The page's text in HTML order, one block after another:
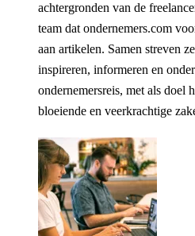
achtergronden van de
team dat ondernemers.com
aan artikelen. Samen streven
inspireren, informeren en
ondernemersreis, met als doel
bloeiende en veerkrachtige